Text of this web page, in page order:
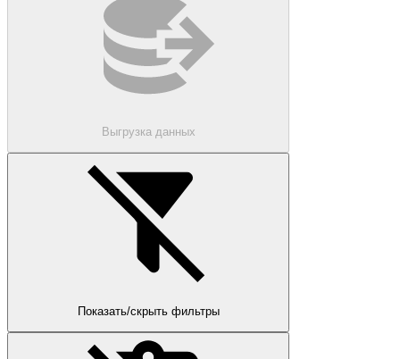
Выгрузка данных
Показать/скрыть фильтры